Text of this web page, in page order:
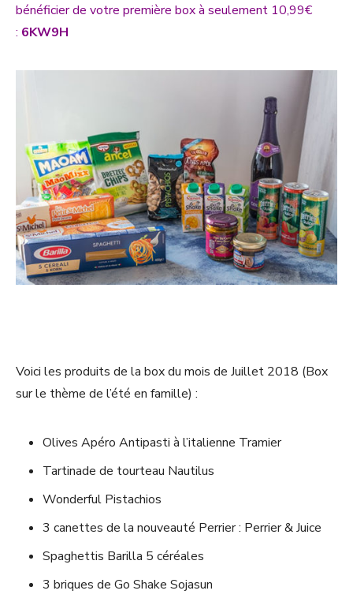
bénéficier de votre première box à seulement 10,99€
: 6KW9H
Voici les produits de la box du mois de Juillet 2018 (Box
sur le thème de l’été en famille) :
Olives Apéro Antipasti à l’italienne Tramier
Tartinade de tourteau Nautilus
Wonderful Pistachios
3 canettes de la nouveauté Perrier : Perrier & Juice
Spaghettis Barilla 5 céréales
3 briques de Go Shake Sojasun